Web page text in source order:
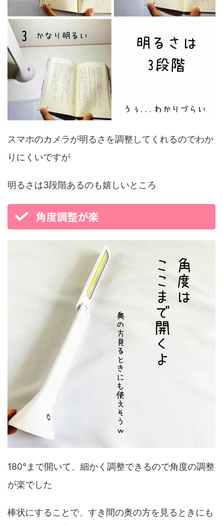
スマホのカメラが明るさを調整してくれるのでわか
りにくいですが
明るさは3段階あるのも嬉しいところ
角度調整が楽
180°まで開いて、細かく調整できるので角度の調整
が楽でした
棒状にすることで、すき間の奥の方を見るときにも